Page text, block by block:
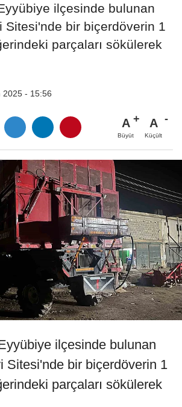
ilçesinde bulunan
Sitesi'nde bir biçerdöverin 1
parçaları sökülerek
2025 - 15:56
A
Büyüt
A
Küçült
ilçesinde bulunan
Sitesi'nde bir biçerdöverin 1
parçaları sökülerek